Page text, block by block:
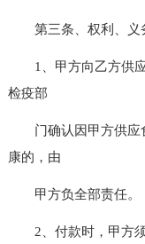
第三条、权利、义
1、甲方向乙方供应
检疫部
门确认因甲方供应
康的，由
甲方负全部责任。
2、付款时，甲方须